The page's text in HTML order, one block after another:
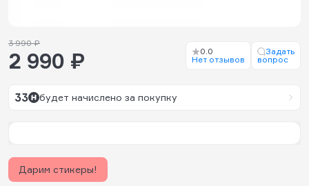
3 990 ₽
2 990 ₽
0.0
Нет отзывов
Задать
вопрос
33 будет начислено за покупку
Дарим стикеры!